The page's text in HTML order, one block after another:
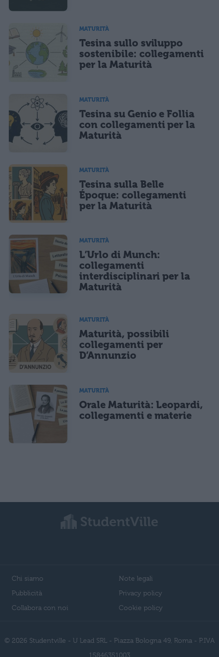
MATURITÀ
Tesina sullo sviluppo
sostenibile: collegamenti
per la Maturità
MATURITÀ
Tesina su Genio e Follia
con collegamenti per la
Maturità
MATURITÀ
Tesina sulla Belle
Époque: collegamenti
per la Maturità
MATURITÀ
L’Urlo di Munch:
collegamenti
interdisciplinari per la
Maturità
MATURITÀ
Maturità, possibili
collegamenti per
D’Annunzio
MATURITÀ
Orale Maturità: Leopardi,
collegamenti e materie
Chi siamo
Pubblicità
Collabora con noi
Note legali
Privacy policy
Cookie policy
© 2026 Studentville - U Lead SRL - Piazza Bologna 49, Roma - P.IVA
15846351003